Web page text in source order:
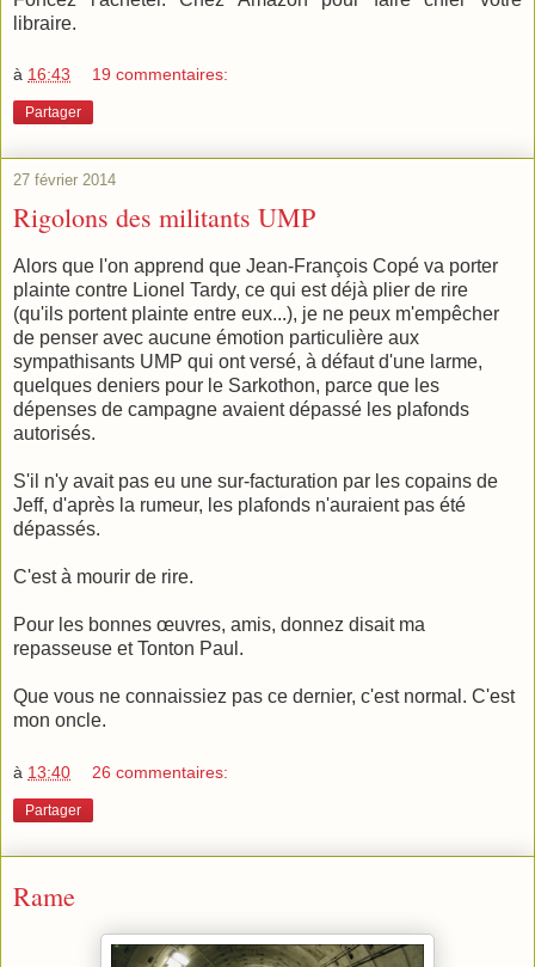
libraire.
à 16:43 19 commentaires:
Partager
27 février 2014
Rigolons des militants UMP
Alors que l'on apprend que Jean-François Copé va porter
plainte contre Lionel Tardy, ce qui est déjà plier de rire
(qu'ils portent plainte entre eux...), je ne peux m'empêcher
de penser avec aucune émotion particulière aux
sympathisants UMP qui ont versé, à défaut d'une larme,
quelques deniers pour le Sarkothon, parce que les
dépenses de campagne avaient dépassé les plafonds
autorisés.
S'il n'y avait pas eu une sur-facturation par les copains de
Jeff, d'après la rumeur, les plafonds n'auraient pas été
dépassés.
C'est à mourir de rire.
Pour les bonnes œuvres, amis, donnez disait ma
repasseuse et Tonton Paul.
Que vous ne connaissiez pas ce dernier, c'est normal. C'est
mon oncle.
à 13:40 26 commentaires:
Partager
Rame